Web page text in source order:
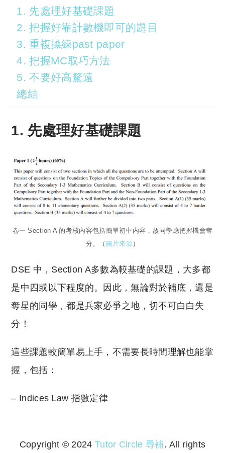
1. 先處理好基礎課題
2. 把握好靠計數機即可的題目
3. 重複操練past paper
4. 把握MC取巧方法
5. 不要好高騖遠
總結
1. 先處理好基礎課題
卷一 Section A 的考核內容包括簡單初中內容，故同學應把握機會奪
分。（ 圖片來源）
DSE 中，Section A多數為較基礎的課題，大多都
是中四或以下程度的。因此，無論對於補底，還是
奪星的同學，都是兵家必爭之地，切不可白白失
分！
這些課題較簡單易上手，不需要長時間理解也能掌
握，包括：
– Indices Law 指數定律
Copyright © 2024 Tutor Circle 尋補. All rights